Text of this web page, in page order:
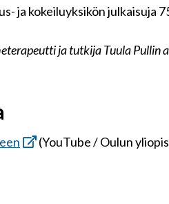
ja kokeiluyksikön julkaisuja
ja tutkija Tuula
(YouTube / Oulun